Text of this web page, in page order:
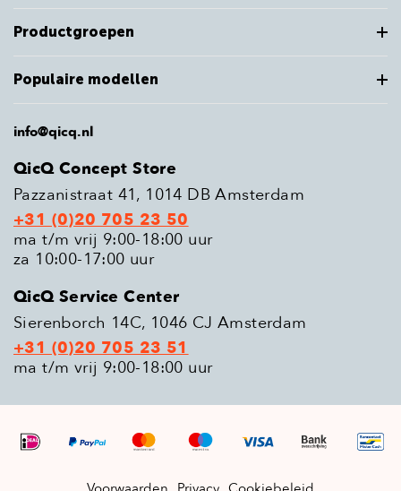
Productgroepen
Populaire modellen
info@qicq.nl
QicQ Concept Store
Pazzanistraat 41, 1014 DB Amsterdam
+31 (0)20 705 23 50
ma t/m vrij 9:00-18:00 uur
za 10:00-17:00 uur
QicQ Service Center
Sierenborch 14C, 1046 CJ Amsterdam
+31 (0)20 705 23 51
ma t/m vrij 9:00-18:00 uur